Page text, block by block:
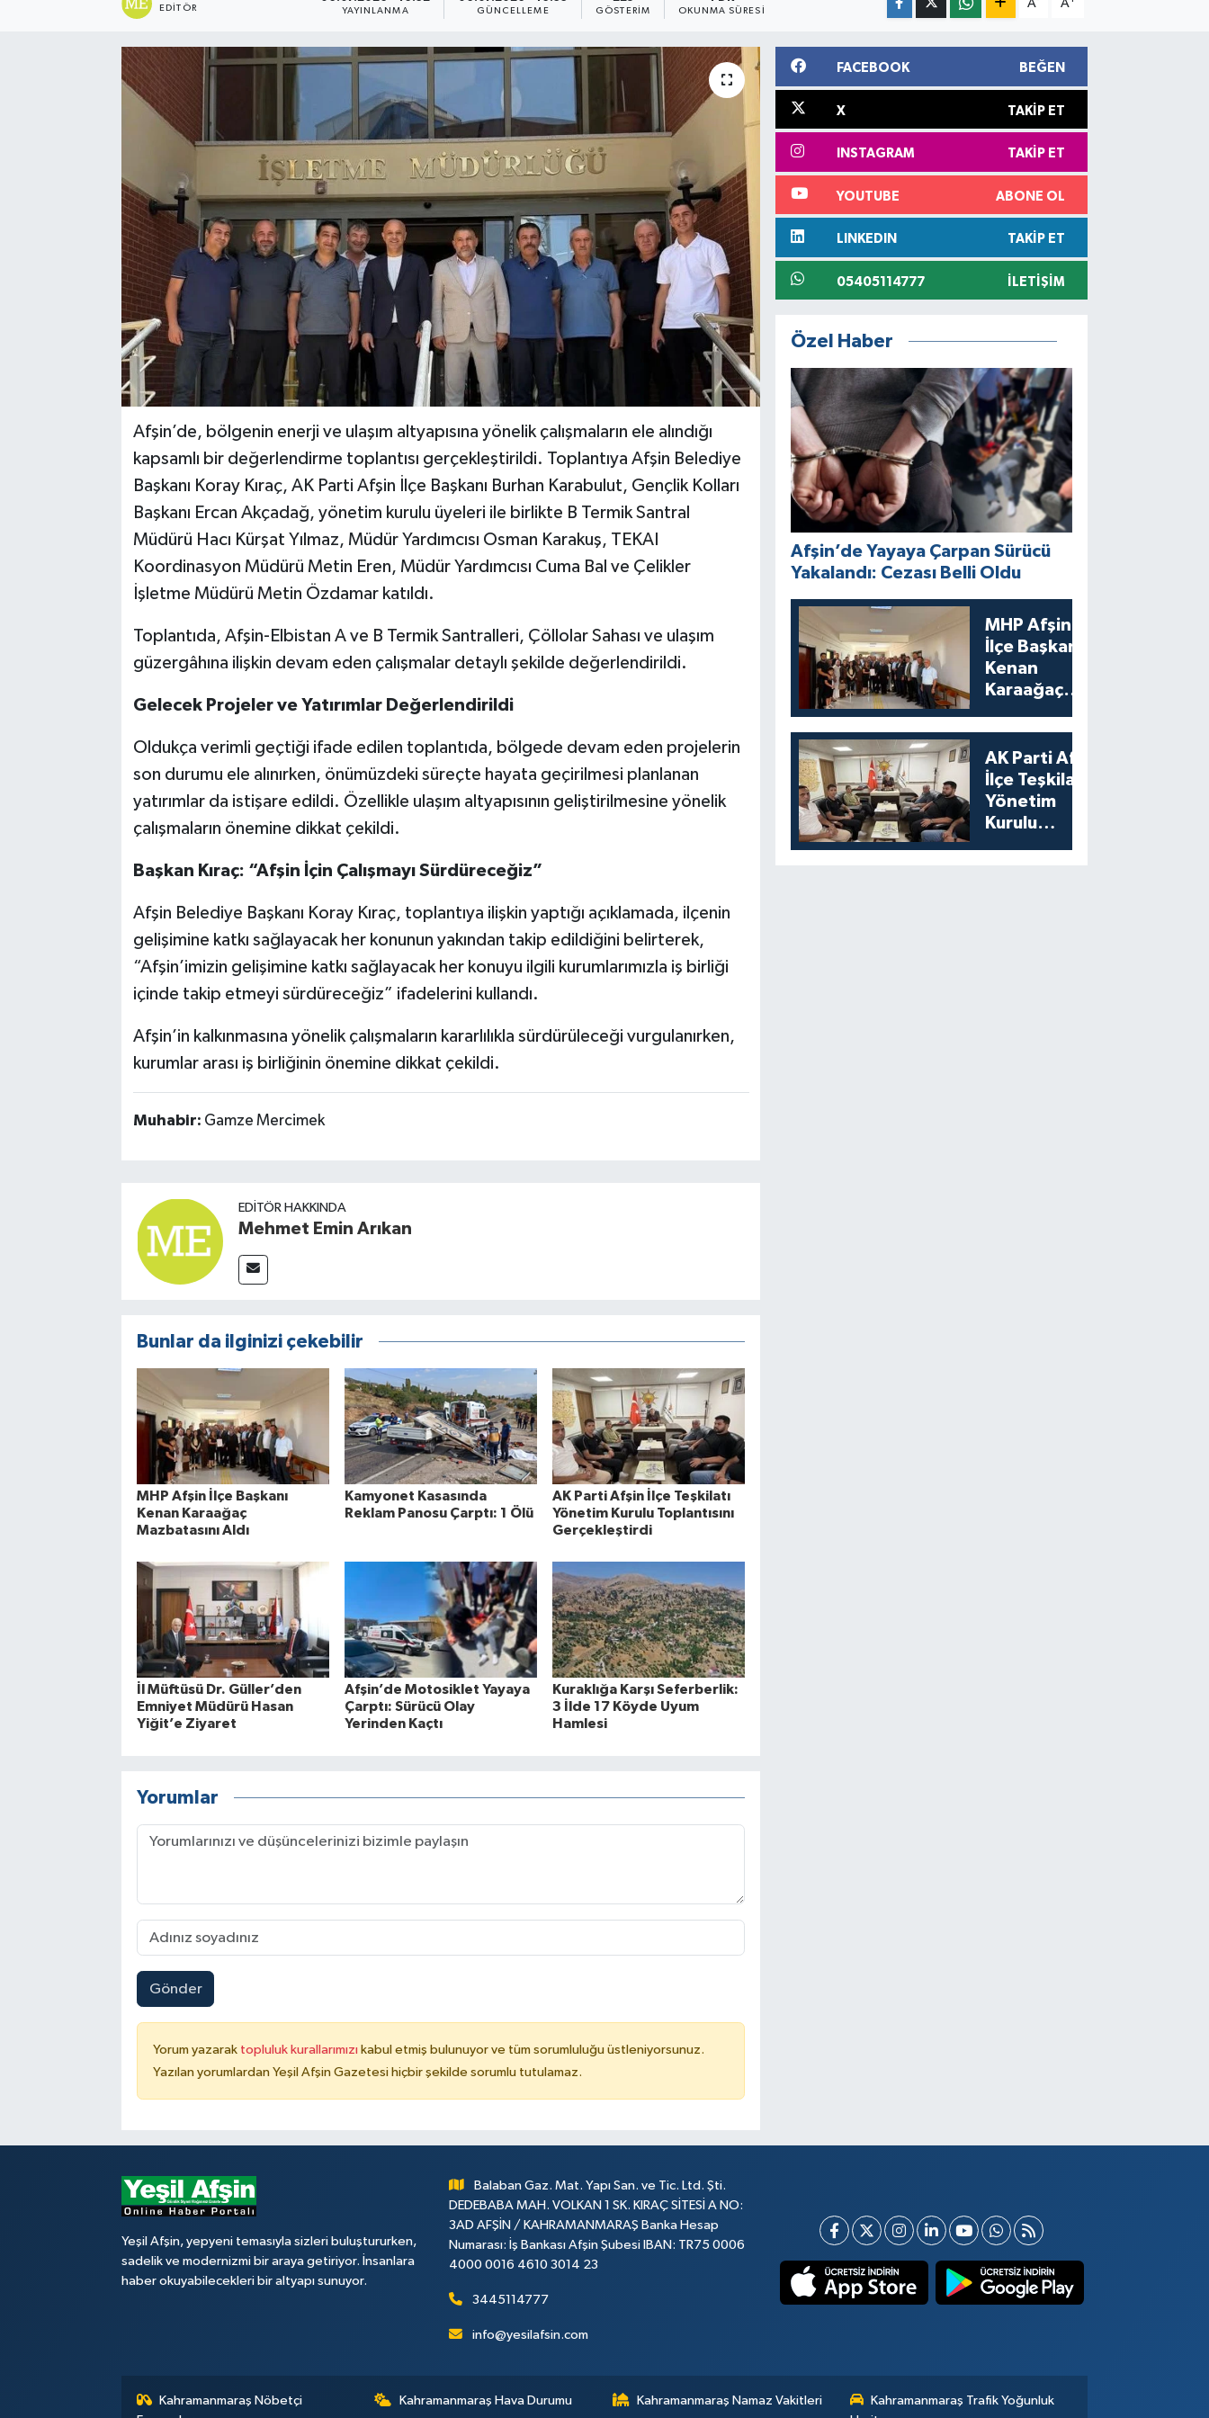
EDITÖR YAYINLANMA GÜNCELLEME GÖSTERIM OKUNMA SÜRESI
A A
Afşin’de, bölgenin enerji ve ulaşım altyapısına yönelik çalışmaların ele alındığı
kapsamlı bir değerlendirme toplantısı gerçekleştirildi. Toplantıya Afşin Belediye
Başkanı Koray Kıraç, AK Parti Afşin İlçe Başkanı Burhan Karabulut, Gençlik Kolları
Başkanı Ercan Akçadağ, yönetim kurulu üyeleri ile birlikte B Termik Santral
Müdürü Hacı Kürşat Yılmaz, Müdür Yardımcısı Osman Karakuş, TEKAI
Koordinasyon Müdürü Metin Eren, Müdür Yardımcısı Cuma Bal ve Çelikler
İşletme Müdürü Metin Özdamar katıldı.
Toplantıda, Afşin-Elbistan A ve B Termik Santralleri, Çöllolar Sahası ve ulaşım
güzergâhına ilişkin devam eden çalışmalar detaylı şekilde değerlendirildi.
Gelecek Projeler ve Yatırımlar Değerlendirildi
Oldukça verimli geçtiği ifade edilen toplantıda, bölgede devam eden projelerin
son durumu ele alınırken, önümüzdeki süreçte hayata geçirilmesi planlanan
yatırımlar da istişare edildi. Özellikle ulaşım altyapısının geliştirilmesine yönelik
çalışmaların önemine dikkat çekildi.
Başkan Kıraç: “Afşin İçin Çalışmayı Sürdüreceğiz”
Afşin Belediye Başkanı Koray Kıraç, toplantıya ilişkin yaptığı açıklamada, ilçenin
gelişimine katkı sağlayacak her konunun yakından takip edildiğini belirterek,
“Afşin’imizin gelişimine katkı sağlayacak her konuyu ilgili kurumlarımızla iş birliği
içinde takip etmeyi sürdüreceğiz” ifadelerini kullandı.
Afşin’in kalkınmasına yönelik çalışmaların kararlılıkla sürdürüleceği vurgulanırken,
kurumlar arası iş birliğinin önemine dikkat çekildi.
Muhabir: Gamze Mercimek
EDITÖR HAKKINDA
Mehmet Emin Arıkan
Bunlar da ilginizi çekebilir
MHP Afşin İlçe Başkanı
Kenan Karaağaç
Mazbatasını Aldı
Kamyonet Kasasında
Reklam Panosu Çarptı: 1 Ölü
AK Parti Afşin İlçe Teşkilatı
Yönetim Kurulu Toplantısını
Gerçekleştirdi
İl Müftüsü Dr. Güller’den
Emniyet Müdürü Hasan
Yiğit’e Ziyaret
Afşin’de Motosiklet Yayaya
Çarptı: Sürücü Olay
Yerinden Kaçtı
Kuraklığa Karşı Seferberlik:
3 İlde 17 Köyde Uyum
Hamlesi
Yorumlar
Gönder
Yorum yazarak topluluk kurallarımızı kabul etmiş bulunuyor ve tüm sorumluluğu üstleniyorsunuz.
Yazılan yorumlardan Yeşil Afşin Gazetesi hiçbir şekilde sorumlu tutulamaz.
FACEBOOK BEĞEN
X TAKIP ET
INSTAGRAM TAKIP ET
YOUTUBE ABONE OL
LINKEDIN TAKIP ET
05405114777 İLETIŞIM
Özel Haber
Afşin’de Yayaya Çarpan Sürücü
Yakalandı: Cezası Belli Oldu
MHP Afşin
İlçe Başkanı
Kenan
Karaağaç
Aldı
AK Parti Afşin
İlçe Teşkilatı
Yönetim
Kurulu
Yeşil Afşin, yepyeni temasıyla sizleri buluştururken,
sadelik ve modernizmi bir araya getiriyor. İnsanlara
haber okuyabilecekleri bir altyapı sunuyor.
Balaban Gaz. Mat. Yapı San. ve Tic. Ltd. Şti.
DEDEBABA MAH. VOLKAN 1 SK. KIRAÇ SİTESİ A NO:
3AD AFŞİN / KAHRAMANMARAŞ Banka Hesap
Numarası: İş Bankası Afşin Şubesi IBAN: TR75 0006
4000 0016 4610 3014 23
3445114777
info@yesilafsin.com
Kahramanmaraş Nöbetçi
Kahramanmaraş Hava Durumu Kahramanmaraş Namaz Vakitleri
Kahramanmaraş Trafik Yoğunluk